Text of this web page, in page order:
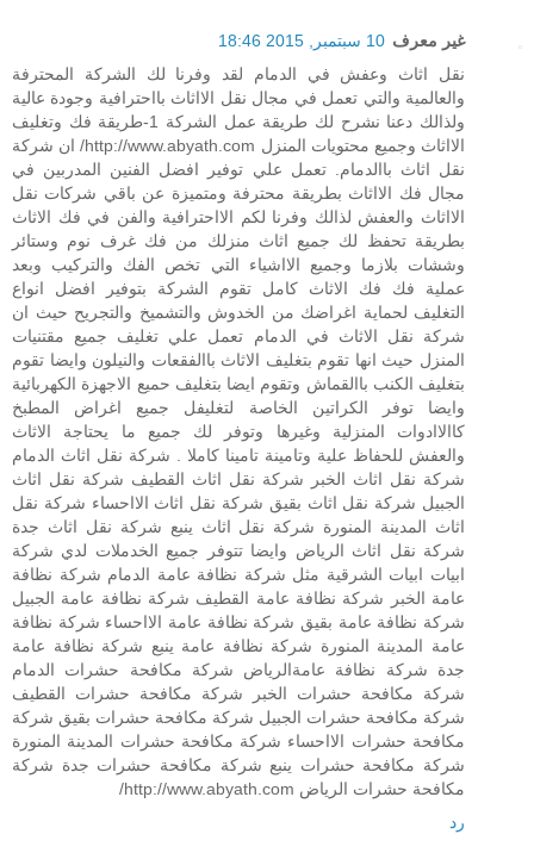
غير معرف 10 سبتمبر, 2015 18:46
نقل اثاث وعفش في الدمام لقد وفرنا لك الشركة المحترفة
والعالمية والتي تعمل في مجال نقل الااثاث بااحترافية وجودة عالية
ولذالك دعنا نشرح لك طريقة عمل الشركة 1-طريقة فك وتغليف
الااثاث وجميع محتويات المنزل http://www.abyath.com/ ان شركة
نقل اثاث باالدمام. تعمل علي توفير افضل الفنين المدربين في
مجال فك الااثاث بطريقة محترفة ومتميزة عن باقي شركات نقل
الااثاث والعفش لذالك وفرنا لكم الااحترافية والفن في فك الاثاث
بطريقة تحفظ لك جميع اثاث منزلك من فك غرف نوم وستائر
وششات بلازما وجميع الااشياء التي تخص الفك والتركيب وبعد
عملية فك فك الاثاث كامل تقوم الشركة بتوفير افضل انواع
التغليف لحماية اغراضك من الخدوش والتشميخ والتجريح حيث ان
شركة نقل الاثاث في الدمام تعمل علي تغليف جميع مقتنيات
المنزل حيث انها تقوم بتغليف الاثاث باالفقعات والنيلون وايضا تقوم
بتغليف الكنب باالقماش وتقوم ايضا بتغليف حميع الاجهزة الكهربائية
وايضا توفر الكراتين الخاصة لتغليفل جميع اغراض المطبخ
كاالاادوات المنزلية وغيرها وتوفر لك جميع ما يحتاجة الاثاث
والعفش للحفاظ علية وتامينة تامينا كاملا . شركة نقل اثاث الدمام
شركة نقل اثاث الخبر شركة نقل اثاث القطيف شركة نقل اثاث
الجبيل شركة نقل اثاث بقيق شركة نقل اثاث الااحساء شركة نقل
اثاث المدينة المنورة شركة نقل اثاث ينبع شركة نقل اثاث جدة
شركة نقل اثاث الرياض وايضا تتوفر جميع الخدملات لدي شركة
ابيات ابيات الشرقية مثل شركة نظافة عامة الدمام شركة نظافة
عامة الخبر شركة نظافة عامة القطيف شركة نظافة عامة الجبيل
شركة نظافة عامة بقيق شركة نظافة عامة الااحساء شركة نظافة
عامة المدينة المنورة شركة نظافة عامة ينبع شركة نظافة عامة
جدة شركة نظافة عامةالرياض شركة مكافحة حشرات الدمام
شركة مكافحة حشرات الخبر شركة مكافحة حشرات القطيف
شركة مكافحة حشرات الجبيل شركة مكافحة حشرات بقيق شركة
مكافحة حشرات الااحساء شركة مكافحة حشرات المدينة المنورة
شركة مكافحة حشرات ينبع شركة مكافحة حشرات جدة شركة
مكافحة حشرات الرياض http://www.abyath.com/
رد